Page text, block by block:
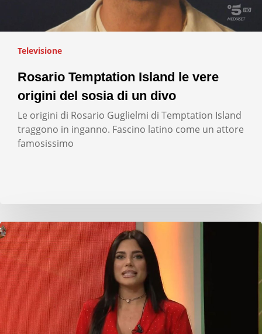
Televisione
Rosario Temptation Island le vere
origini del sosia di un divo
Le origini di Rosario Guglielmi di Temptation Island
traggono in inganno. Fascino latino come un attore
famosissimo